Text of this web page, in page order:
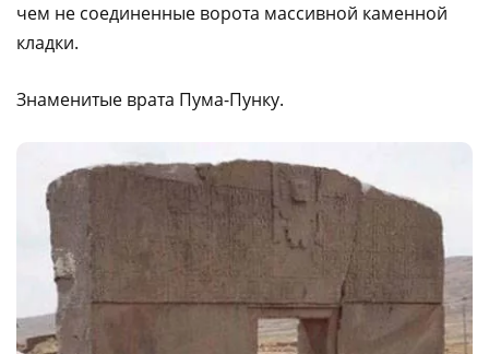
чем не соединенные ворота массивной каменной
кладки.
Знаменитые врата Пума-Пунку.